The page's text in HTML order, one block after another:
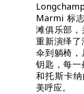
Marmi 标
滩俱乐部
重新演绎
伞到躺椅
钥匙，每一
和托斯卡
美呼应。